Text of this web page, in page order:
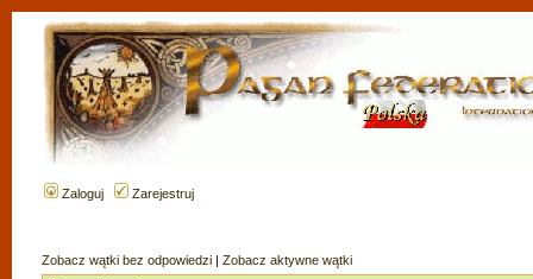
Zaloguj Zarejestruj
Zobacz wątki bez odpowiedzi | Zobacz aktywne wątki